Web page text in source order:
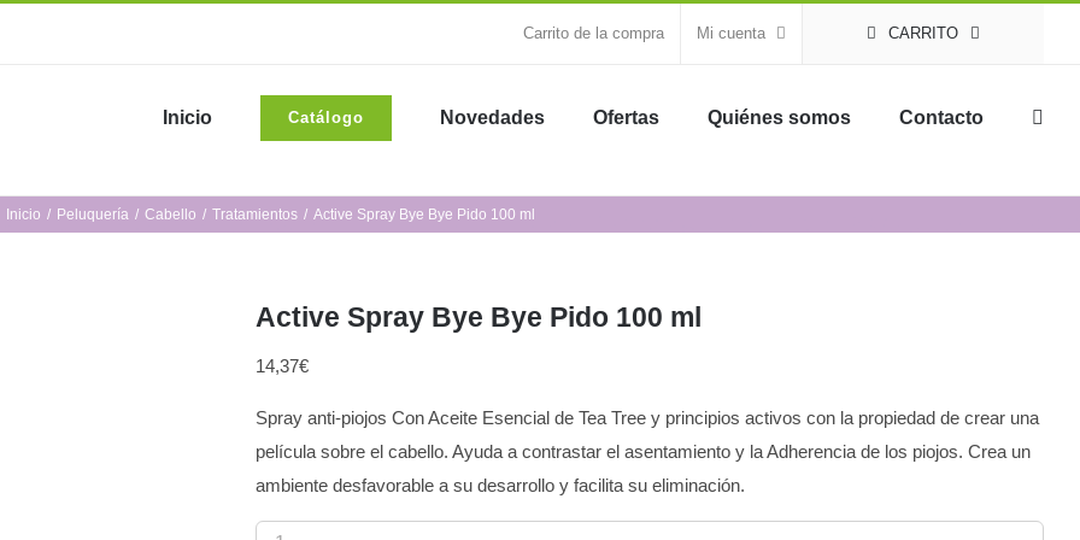
Carrito de la compra Mi cuenta CARRITO
Inicio Catálogo Novedades Ofertas Quiénes somos Contacto
Inicio Peluquería Cabello Tratamientos Active Spray Bye Bye Pido 100 ml
Active Spray Bye Bye Pido 100 ml
14,37€
Spray anti-piojos Con Aceite Esencial de Tea Tree y principios activos con la propiedad de crear una
película sobre el cabello. Ayuda a contrastar el asentamiento y la Adherencia de los piojos. Crea un
ambiente desfavorable a su desarrollo y facilita su eliminación.
Active